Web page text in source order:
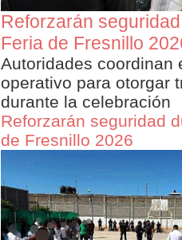
Reforzarán
Feria de Fresnillo
Autoridades coordinan
operativo para otorgar
durante la celebración
Reforzarán seguridad
de Fresnillo 2026